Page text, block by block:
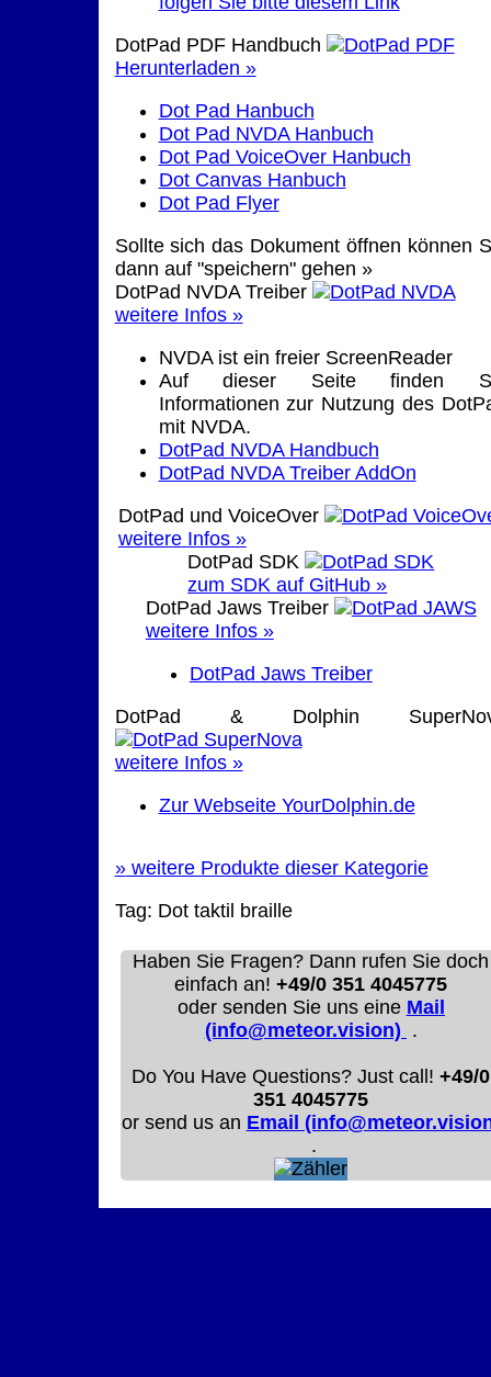
DotPad PDF Handbuch
Herunterladen »
Dot Pad Hanbuch
Dot Pad NVDA Hanbuch
Dot Pad VoiceOver Hanbuch
Dot Canvas Hanbuch
Dot Pad Flyer
Sollte sich das Dokument öffnen können
dann auf "speichern" gehen »
DotPad NVDA Treiber
weitere Infos »
NVDA ist ein freier ScreenReader
Auf dieser Seite finden
Informationen zur Nutzung des
mit NVDA.
DotPad NVDA Handbuch
DotPad NVDA Treiber AddOn
DotPad und VoiceOver
weitere Infos »
DotPad SDK
zum SDK auf GitHub »
DotPad Jaws Treiber
weitere Infos »
DotPad Jaws Treiber
DotPad & Dolphin
weitere Infos »
Zur Webseite YourDolphin.de
»weitere Produkte dieser Kategorie
Tag: Dottaktil braille
Haben Sie Fragen? Dann rufen Sie doch
einfach an!+49/0 351 4045775
oder senden Sie uns eine Mail
(info@meteor.vision) .
Do You Have Questions? Just call!+49/0
351 4045775
or send us an Email
.